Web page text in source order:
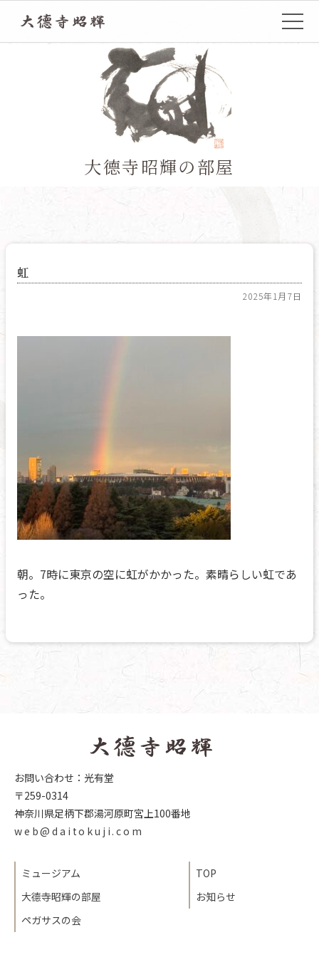
TOP
大德寺昭輝の部屋
虹
2025年1月7日
朝。7時に東京の空に虹がかかった。素晴らしい虹であ
った。
お問い合わせ：光有堂
〒259-0314
神奈川県足柄下郡湯河原町宮上100番地
web@daitokuji.com
ミュージアム
大德寺昭輝の部屋
ペガサスの会
TOP
お知らせ